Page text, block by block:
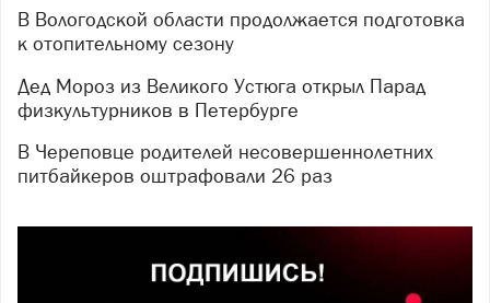
В Вологодской области продолжается подготовка
к отопительному сезону
Дед Мороз из Великого Устюга открыл Парад
физкультурников в Петербурге
В Череповце родителей несовершеннолетних
питбайкеров оштрафовали 26 раз